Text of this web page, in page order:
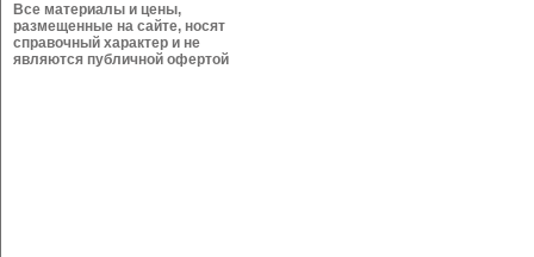
Все материалы и цены,
размещенные на сайте, носят
справочный характер и не
являются публичной офертой